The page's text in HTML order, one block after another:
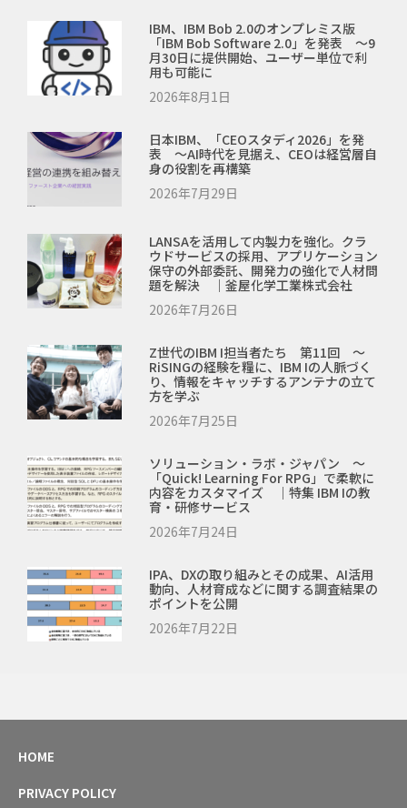
IBM、IBM Bob 2.0のオンプレミス版
「IBM Bob Software 2.0」を発表 ～9
月30日に提供開始、ユーザー単位で利
用も可能に
2026年8月1日
日本IBM、「CEOスタディ2026」を発
表 ～AI時代を見据え、CEOは経営層自
身の役割を再構築
2026年7月29日
LANSAを活用して内製力を強化。クラ
ウドサービスの採用、アプリケーション
保守の外部委託、開発力の強化で人材問
題を解決 ｜釜屋化学工業株式会社
2026年7月26日
Z世代のIBM I担当者たち 第11回 ～
RiSINGの経験を糧に、IBM Iの人脈づく
り、情報をキャッチするアンテナの立て
方を学ぶ
2026年7月25日
ソリューション・ラボ・ジャパン ～
「Quick! Learning For RPG」で柔軟に
内容をカスタマイズ ｜特集 IBM Iの教
育・研修サービス
2026年7月24日
IPA、DXの取り組みとその成果、AI活用
動向、人材育成などに関する調査結果の
ポイントを公開
2026年7月22日
HOME
PRIVACY POLICY